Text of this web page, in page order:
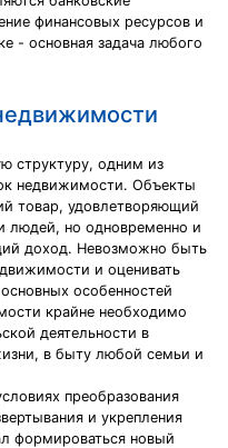
финансовых ресурсов и
- основная задача любого
структуру, одним из
недвижимости. Объекты
товар, удовлетворяющий
людей, но одновременно и
доход. Невозможно быть
и оценивать
особенностей
крайне необходимо
деятельности в
в быту любой семьи и
преобразования
и укрепления
формироваться новый